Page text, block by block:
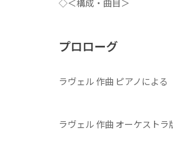
◇＜構成・曲目＞
プロローグ
ラヴェル 作曲 ピアノによ
ラヴェル 作曲 オーケストラ